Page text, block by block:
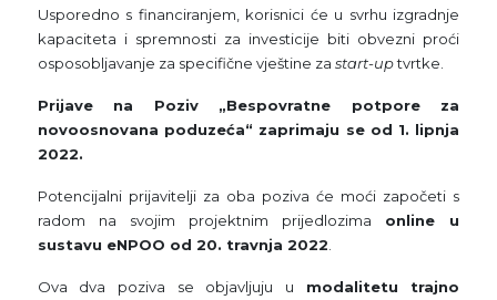
Usporedno s financiranjem, korisnici će u svrhu izgradnje
kapaciteta i spremnosti za investicije biti obvezni proći
osposobljavanje za specifične vještine za start-uptvrtke.
Prijave na Poziv „Bespovratne potpore za
novoosnovana poduzeća“ zaprimaju se od 1. lipnja
2022.
Potencijalni prijavitelji za oba poziva će moći započeti s
radom na svojim projektnim prijedlozima online u
sustavu eNPOO od 20. travnja 2022
Ova dva poziva se objavljuju u modalitetu trajno